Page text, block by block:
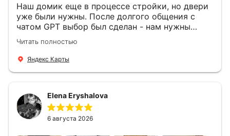
Наш домик еще в процессе стройки, но двери
уже были нужны. После долгого общения с
чатом GPT выбор был сделан - нам нужны
двери Аргус Термо Композит, которые нашлись
в компании ДвериОпт . Менеджер Филипп
ответил на все вопросы, посчитал стоимость и
установили две двери, ответили на все
вопросы . Выполненной работой мы довольны.
Огромная всем благодарность!
Читать полностью
Яндекс Карты
Elena Eryshalova
6 августа 2026